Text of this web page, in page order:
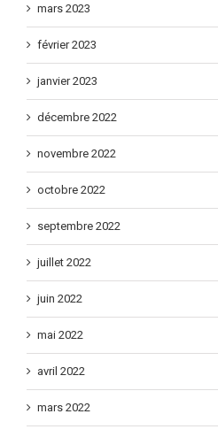
mars 2023
février 2023
janvier 2023
décembre 2022
novembre 2022
octobre 2022
septembre 2022
juillet 2022
juin 2022
mai 2022
avril 2022
mars 2022